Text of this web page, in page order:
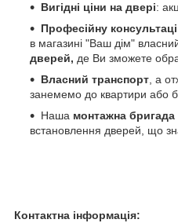
Вигідні ціни на двері:
Професійну
в магазині "Ваш дім"
дверей, де Ви зможете
Власний транспорт , а
занемемо до квартири або
Наша монтажна бригада
встановлення дверей, що
Контактна інформація: